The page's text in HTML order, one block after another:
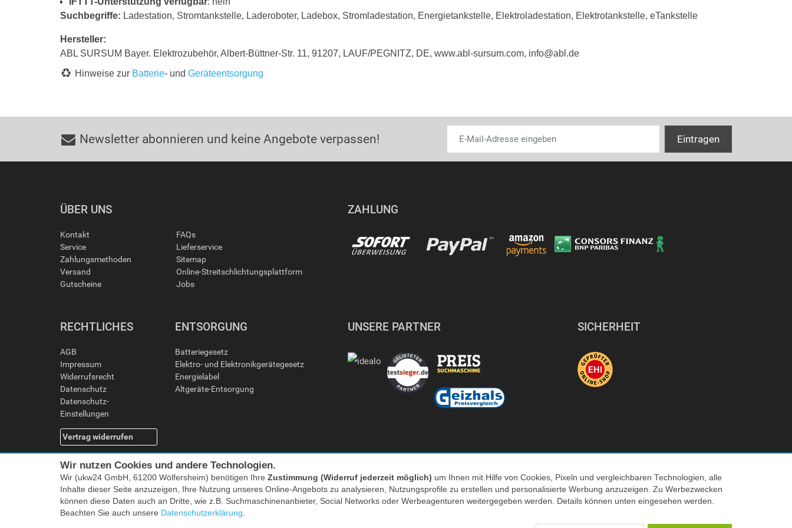
Suchbegriffe: Ladestation, Stromtankstelle, Laderoboter, Ladebox, Stromladestation, Energietankstelle, Elektroladestation, Elektrotankstelle, eTankstelle
Hersteller:
ABL SURSUM Bayer. Elektrozubehör, Albert-Büttner-Str. 11, 91207, LAUF/PEGNITZ, DE, www.abl-sursum.com, info@abl.de
Hinweise zur Batterie- und Geräteentsorgung
Newsletter abonnieren und keine Angebote verpassen!
ÜBER UNS
Kontakt
Service
Zahlungsmethoden
Versand
Gutscheine
FAQs
Lieferservice
Sitemap
Online-Streitschlichtungsplattform
Jobs
ZAHLUNG
RECHTLICHES
AGB
Impressum
Widerrufsrecht
Datenschutz
Datenschutz-
Einstellungen
Vertrag widerrufen
ENTSORGUNG
Batteriegesetz
Elektro- und Elektronikgerätegesetz
Energielabel
Altgeräte-Entsorgung
UNSERE PARTNER SICHERHEIT
Facebook |twitter © 2026 Tecedo
Wir nutzen Cookies und andere Technologien.
Wir (ukw24 GmbH, 61200 Wölfersheim) benötigen Ihre Zustimmung (Widerruf jederzeit möglich) um Ihnen mit Hilfe von Cookies, Pixeln und vergleichbaren Technologien, alle
Inhalte dieser Seite anzuzeigen, Ihre Nutzung unseres Online-Angebots zu analysieren, Nutzungsprofile zu erstellen und personalisierte Werbung anzuzeigen. Zu Werbezwecken
können diese Daten auch an Dritte, wie z.B. Suchmaschinenanbieter, Social Networks oder Werbeagenturen weitergegeben werden. Details können unten eingesehen werden.
Beachten Sie auch unsere Datenschutzerklärung.